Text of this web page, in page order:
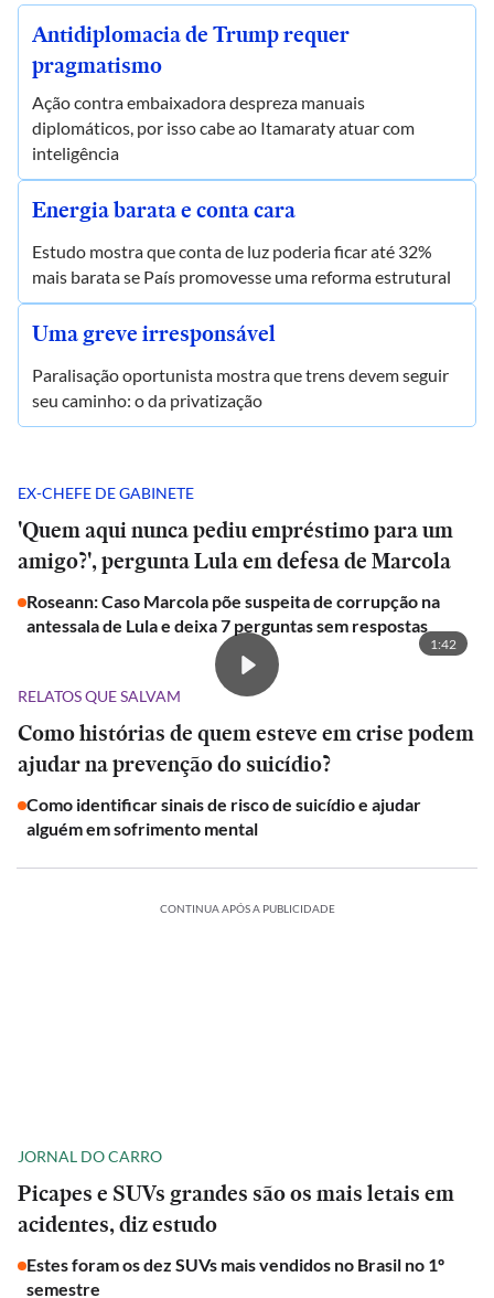
Antidiplomacia de Trump requer
pragmatismo
Ação contra embaixadora despreza manuais
diplomáticos, por isso cabe ao Itamaraty atuar com
inteligência
Energia barata e conta cara
Estudo mostra que conta de luz poderia ficar até 32%
mais barata se País promovesse uma reforma estrutural
Uma greve irresponsável
Paralisação oportunista mostra que trens devem seguir
seu caminho: o da privatização
EX-CHEFE DE GABINETE
'Quem aqui nunca pediu empréstimo para um
amigo?', pergunta Lula em defesa de Marcola
Roseann: Caso Marcola põe suspeita de corrupção na
antessala de Lula e deixa 7 perguntas sem respostas
1:42
RELATOS QUE SALVAM
Como histórias de quem esteve em crise podem
ajudar na prevenção do suicídio?
Como identificar sinais de risco de suicídio e ajudar
alguém em sofrimento mental
CONTINUA APÓS A PUBLICIDADE
JORNAL DO CARRO
Picapes e SUVs grandes são os mais letais em
acidentes, diz estudo
Estes foram os dez SUVs mais vendidos no Brasil no 1º
semestre